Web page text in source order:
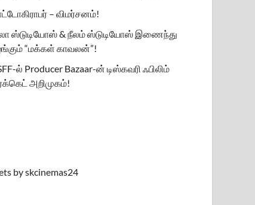
– விமர்சனம்!
ஸ்டுடியோஸ் & நீலம் ஸ்டுடியோஸ் இணைந்து
“மக்கள் காவலன்”!
ல் Producer Bazaar-ன் டிஸ்கவரி ஃபிலிம்
அறிமுகம்!
by skcinemas24